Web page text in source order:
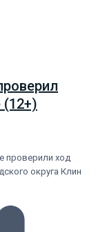
(12+)
проверили ход
округа Клин